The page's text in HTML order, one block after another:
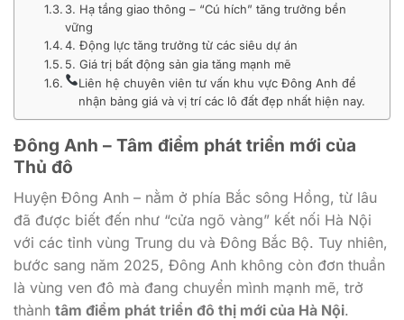
3. Hạ tầng giao thông – “Cú hích” tăng trưởng bền
vững
4. Động lực tăng trưởng từ các siêu dự án
5. Giá trị bất động sản gia tăng mạnh mẽ
Liên hệ chuyên viên tư vấn khu vực Đông Anh để
nhận bảng giá và vị trí các lô đất đẹp nhất hiện nay.
Đông Anh – Tâm điểm phát triển mới của
Thủ đô
Huyện Đông Anh – nằm ở phía Bắc sông Hồng, từ lâu
đã được biết đến như “cửa ngõ vàng” kết nối Hà Nội
với các tỉnh vùng Trung du và Đông Bắc Bộ. Tuy nhiên,
bước sang năm 2025, Đông Anh không còn đơn thuần
là vùng ven đô mà đang chuyển mình mạnh mẽ, trở
thành tâm điểm phát triển đô thị mới của Hà Nội.